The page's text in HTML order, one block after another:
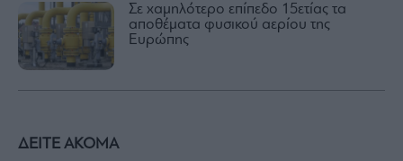
Σε χαμηλότερο επίπεδο 15ετίας τα
αποθέματα φυσικού αερίου της
Ευρώπης
ΔΕΙΤΕ ΑΚΟΜΑ